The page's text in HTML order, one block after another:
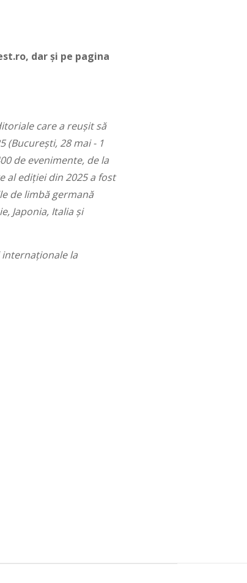
dar și pe pagina
care a reușit să
(București, 28 mai - 1
de evenimente, de la
al ediției din 2025 a fost
de limbă germană
Japonia, Italia și
internaționale la